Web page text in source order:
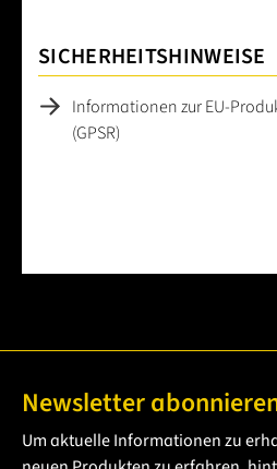
SICHERHEITSHINWEISE
Informationen zur EU-
(GPSR)
Newsletter
Um aktuelle Informationen zu